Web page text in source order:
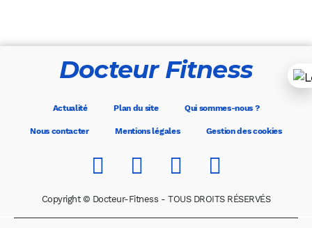
Docteur Fitness
Actualité Plan du site Qui sommes-nous ?
Nous contacter Mentions légales Gestion des cookies
Copyright © Docteur-Fitness - TOUS DROITS RÉSERVÉS